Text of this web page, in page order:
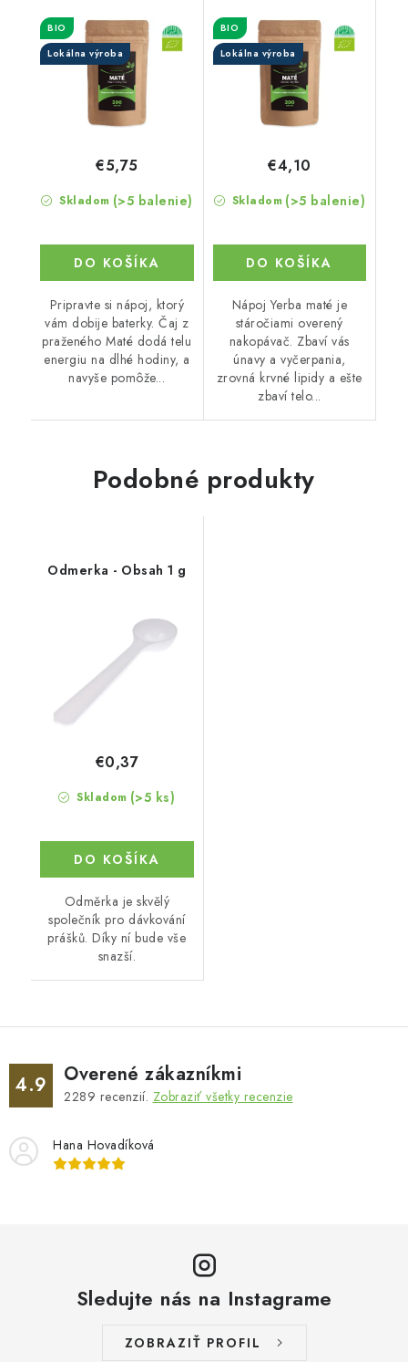
BIO
Lokálna výroba
Skladom (>5 balenie)
€5,75
DO KOŠÍKA
Pripravte si nápoj, ktorý
vám dobije baterky. Čaj z
praženého Maté dodá telu
energiu na dlhé hodiny, a
navyše pomôže...
BIO
Lokálna výroba
Skladom (>5 balenie)
€4,10
DO KOŠÍKA
Nápoj Yerba maté je
stáročiami overený
nakopávač. Zbaví vás
únavy a vyčerpania,
zrovná krvné lipidy a ešte
zbaví telo...
Podobné produkty
Odmerka - Obsah 1 g
Skladom (>5 ks)
€0,37
DO KOŠÍKA
Odměrka je skvělý
společník pro dávkování
prášků. Díky ní bude vše
snazší.
4.9 Overené zákazníkmi
2289 recenzií. Zobraziť všetky recenzie
Hana Hovadíková
Sledujte nás na Instagrame
ZOBRAZIŤ PROFIL